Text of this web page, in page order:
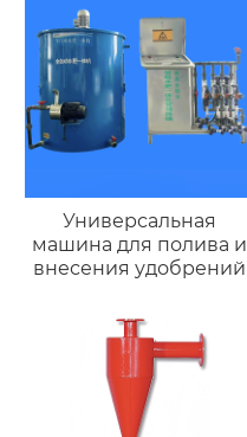
Универсальная
машина для полива и
внесения удобрений